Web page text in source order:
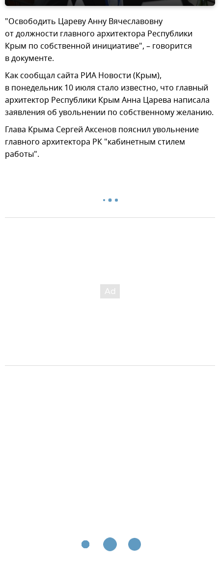
"Освободить Цареву Анну Вячеславовну
от должности главного архитектора Республики
Крым по собственной инициативе", – говорится
в документе.
Как сообщал сайта РИА Новости (Крым),
в понедельник 10 июля стало известно, что главный
архитектор Республики Крым Анна Царева написала
заявления об увольнении по собственному желанию.
Глава Крыма Сергей Аксенов пояснил увольнение
главного архитектора РК "кабинетным стилем
работы".